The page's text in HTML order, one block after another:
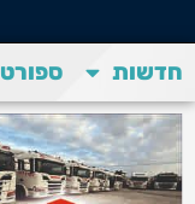
חדשות ספורט